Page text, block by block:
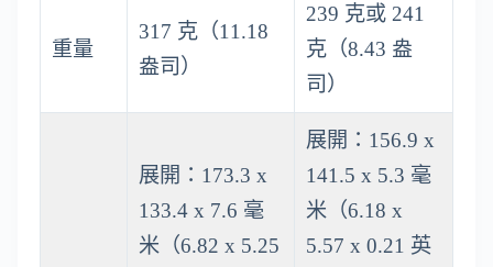
重量
317 克（11.18
盎司）
239 克或 241
克（8.43 盎
司）
展開：173.3 x
133.4 x 7.6 毫
米（6.82 x 5.25
展開：156.9 x
141.5 x 5.3 毫
米（6.18 x
5.57 x 0.21 英